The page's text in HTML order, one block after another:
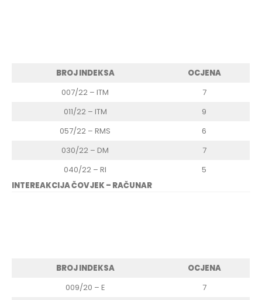
BROJ INDEKSA
OCJENA
007/22 – ITM
7
011/22 – ITM
9
057/22 – RMS
6
030/22 – DM
7
040/22 – RI
5
INTEREAKCIJA ČOVJEK – RAČUNAR
BROJ INDEKSA
OCJENA
009/20 – E
7